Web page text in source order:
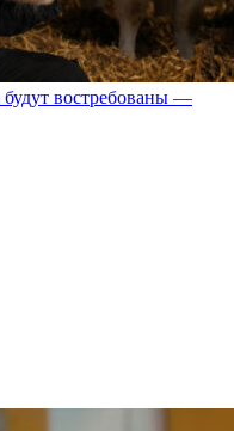
будут востребованы —